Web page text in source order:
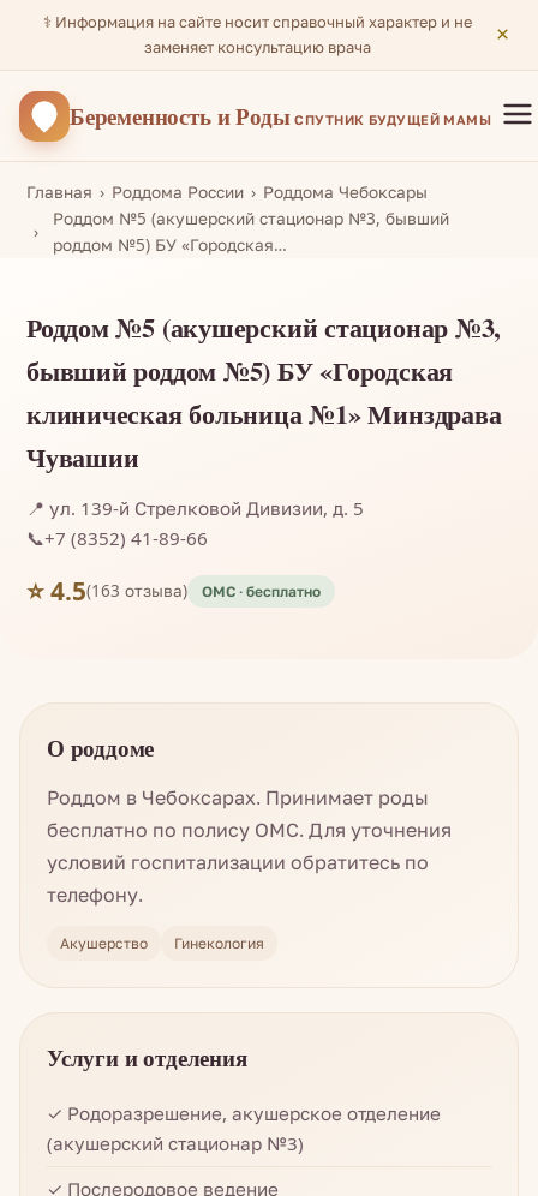
⚕️ Информация на сайте носит справочный характер и не
заменяет консультацию врача
×
Беременностьи Роды СПУТНИК БУДУЩЕЙ МАМЫ
Главная Роддома России
Роддома Чебоксары
Роддом №5 (акушерский стационар №3, бывший
роддом №5) БУ «Городская…
Роддом №5 (акушерский стационар №3,
бывший роддом №5) БУ «Городская
клиническая больница №1» Минздрава
Чувашии
📍 ул. 139-й Стрелковой Дивизии, д. 5
📞+7 (8352) 41-89-66
⭐ 4.5(163 отзыва)
О роддоме
Роддом в Чебоксарах. Принимает роды
бесплатно по полису ОМС. Для уточнения
условий госпитализации обратитесь по
телефону.
Акушерство Гинекология
Услуги и отделения
✓ Родоразрешение, акушерское отделение
(акушерский стационар №3)
✓ Послеродовое ведение